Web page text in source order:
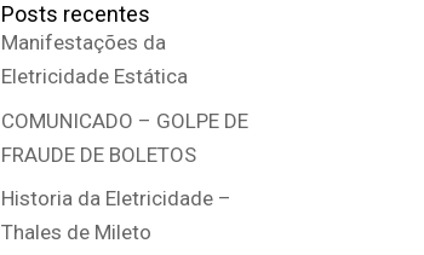
Posts recentes
Manifestações da
Eletricidade Estática
COMUNICADO – GOLPE DE
FRAUDE DE BOLETOS
Historia da Eletricidade –
Thales de Mileto